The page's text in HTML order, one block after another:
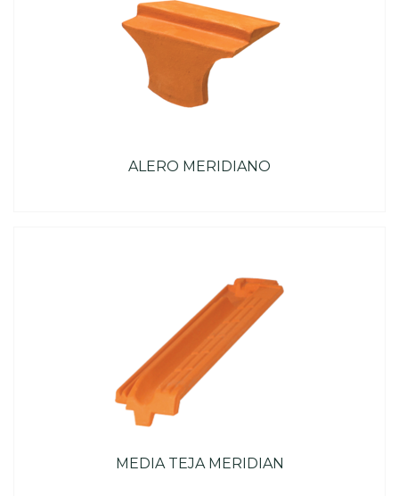
ALERO MERIDIANO
MEDIA TEJA MERIDIAN